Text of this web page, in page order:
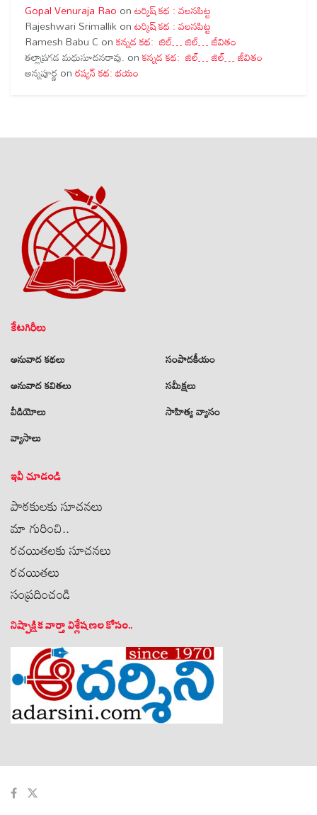
Gopal Venuraja Rao onటర్కిష్ కథ : వలసపిట్ట
Rajeshwari Srimallik onటర్కిష్ కథ : వలసపిట్ట
Ramesh Babu C onకన్నడ కథ: జిల్… జిల్… జీవితం
తల్లాప్రగడ మధుసూదనరావు. onకన్నడ కథ: జిల్… జిల్… జీవితం
అన్నపూర్ణ onరష్యన్ కథ: భయం
కేటగిరీలు
అనువాద కథలు
అనువాద కవితలు
వీడియోలు
వ్యాసాలు
సంపాదకీయం
సమీక్షలు
సాహిత్య వ్యాసం
ఇవీ చూడండి
పాఠకులకు సూచనలు
మా గురించి..
రచయితలకు సూచనలు
రచయితలు
సంప్రదించండి
నిష్పాక్షిక వార్తా విశ్లేషణల కోసం..